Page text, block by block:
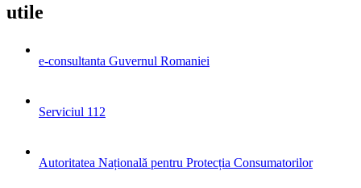
utile
e-consultanta Guvernul Romaniei
Serviciul 112
Autoritatea Națională pentru Protecția Consumatorilor